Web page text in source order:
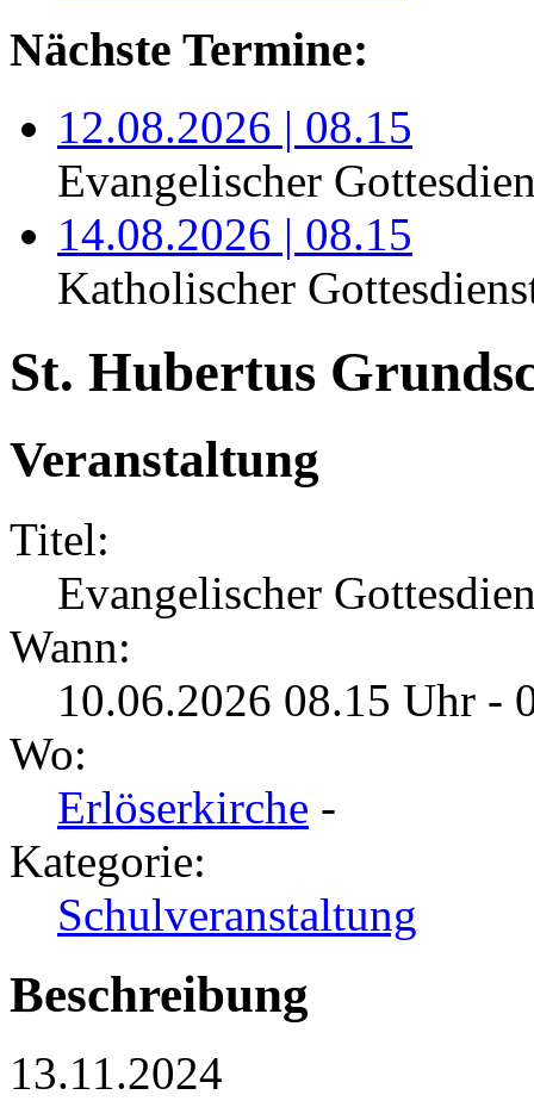
Nächste Termine:
12.08.2026 | 08.15
Evangelischer
14.08.2026 | 08.15
Katholischer
St. Hubertus
Veranstaltung
Titel:
Evangelischer
Wann:
10.06.2026 08.15 Uhr -
Wo:
Erlöserkirche -
Kategorie:
Schulveranstaltung
Beschreibung
13.11.2024